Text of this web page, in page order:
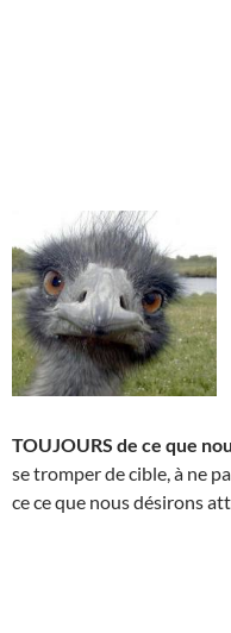
TOUJOURS de ce que
se tromper de cible, à ne
ce ce que nous désirons